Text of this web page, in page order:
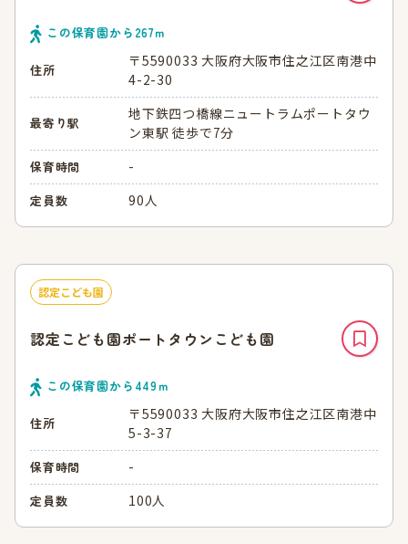
この保育園から 267ｍ
住所
〒5590033 大阪府大阪市住之江区南港中
4-2-30
最寄り駅
地下鉄四つ橋線ニュートラムポートタウ
ン東駅 徒歩で7分
保育時間 -
定員数 90人
認定こども園
認定こども園ポートタウンこども園
この保育園から 449ｍ
住所
〒5590033 大阪府大阪市住之江区南港中
5-3-37
保育時間 -
定員数 100人